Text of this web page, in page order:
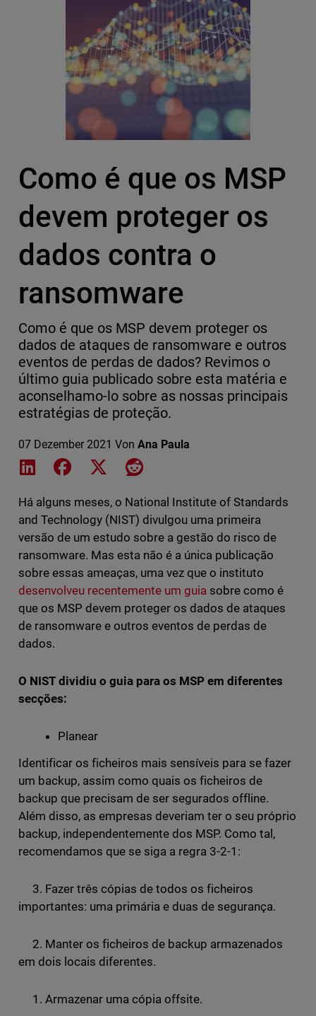
Como é que os MSP
devem proteger os
dados contra o
ransomware
Como é que os MSP devem proteger os
dados de ataques de ransomware e outros
eventos de perdas de dados? Revimos o
último guia publicado sobre esta matéria e
aconselhamo-lo sobre as nossas principais
estratégias de proteção.
07 Dezember 2021 Von Ana Paula
Share on LinkedIn
Share on Facebook
Share on XShare on Reddit
Há alguns meses, o National Institute of Standards
and Technology (NIST) divulgou uma primeira
versão de um estudo sobre a gestão do risco de
ransomware. Mas esta não é a única publicação
sobre essas ameaças, uma vez que o instituto
desenvolveu recentemente um guia sobre como é
que os MSP devem proteger os dados de ataques
de ransomware e outros eventos de perdas de
dados.
O NIST dividiu o guia para os MSP em diferentes
secções:
Planear
Identificar os ficheiros mais sensíveis para se fazer
um backup, assim como quais os ficheiros de
backup que precisam de ser segurados offline.
Além disso, as empresas deveriam ter o seu próprio
backup, independentemente dos MSP. Como tal,
recomendamos que se siga a regra 3-2-1:
3. Fazer três cópias de todos os ficheiros
importantes: uma primária e duas de segurança.
2. Manter os ficheiros de backup armazenados
em dois locais diferentes.
1. Armazenar uma cópia offsite.